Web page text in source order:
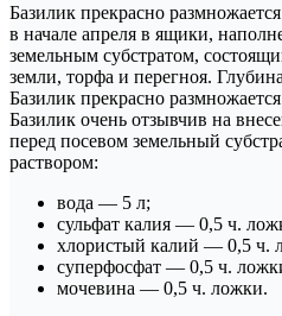
Базилик прекрасно
в начале апреля в ящики,
земельным субстратом,
земли, торфа и перегноя.
Базилик прекрасно
Базилик очень отзывчив на
перед посевом земельный
раствором:
вода — 5 л;
сульфат калия — 0,5 ч.
хлористый калий — 0,5 ч.
суперфосфат — 0,5 ч.
мочевина — 0,5 ч. ложки.